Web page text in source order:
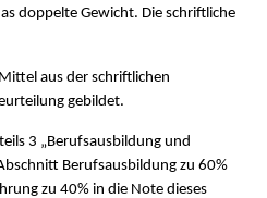
doppelte Gewicht. Die schriftliche
aus der schriftlichen
gebildet.
3 „Berufsausbildung und
Berufsausbildung zu 60%
zu 40% in die Note dieses